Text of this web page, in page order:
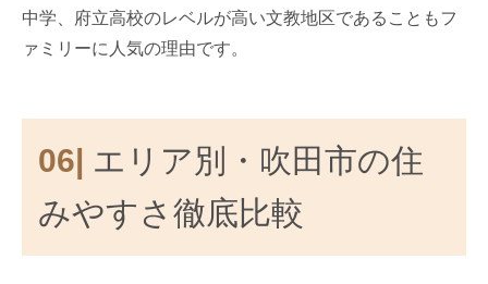
中学、府立高校のレベルが高い文教地区であることもフ
ァミリーに人気の理由です。
06| エリア別・吹田市の住
みやすさ徹底比較